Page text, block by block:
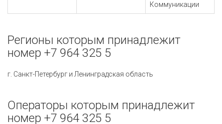
Коммуникации
Регионы которым принадлежит
номер +7 964 325 5
г. Санкт-Петербург и Ленинградская область
Операторы которым принадлежит
номер +7 964 325 5